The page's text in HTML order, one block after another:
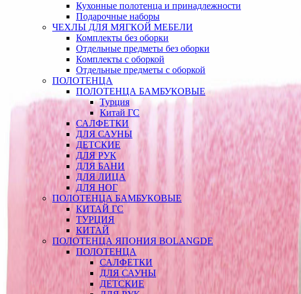
Кухонные полотенца и принадлежности
Подарочные наборы
ЧЕХЛЫ ДЛЯ МЯГКОЙ МЕБЕЛИ
Комплекты без оборки
Отдельные предметы без оборки
Комплекты с оборкой
Отдельные предметы с оборкой
ПОЛОТЕНЦА
ПОЛОТЕНЦА БАМБУКОВЫЕ
Турция
Китай ГС
САЛФЕТКИ
ДЛЯ САУНЫ
ДЕТСКИЕ
ДЛЯ РУК
ДЛЯ БАНИ
ДЛЯ ЛИЦА
ДЛЯ НОГ
ПОЛОТЕНЦА БАМБУКОВЫЕ
КИТАЙ ГС
ТУРЦИЯ
КИТАЙ
ПОЛОТЕНЦА ЯПОНИЯ BOLANGDE
ПОЛОТЕНЦА
САЛФЕТКИ
ДЛЯ САУНЫ
ДЕТСКИЕ